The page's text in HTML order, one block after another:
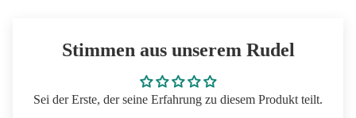
Stimmen aus unserem Rudel
Sei der Erste, der seine Erfahrung zu diesem Produkt teilt.